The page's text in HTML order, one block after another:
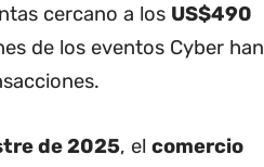
cercano a los US$490
de los eventos Cyber han
de 2025, el comercio